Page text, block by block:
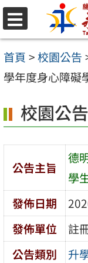
跳
至
主
要
容
區
首頁 >校園公告
學年度身心障礙
校園公告
公告主旨
德
學
發佈日期
發佈單位
註
公告類別
升
選
單